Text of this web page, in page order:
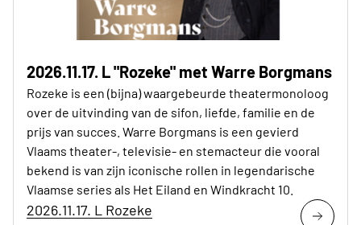
2026.11.17. L "Rozeke" met Warre Borgmans
Rozeke is een (bijna) waargebeurde theatermonoloog
over de uitvinding van de sifon, liefde, familie en de
prijs van succes. Warre Borgmans is een gevierd
Vlaams theater-, televisie- en stemacteur die vooral
bekend is van zijn iconische rollen in legendarische
Vlaamse series als Het Eiland en Windkracht 10.
2026.11.17. L Rozeke